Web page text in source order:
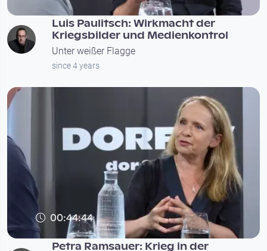
Luis Paulitsch: Wirkmacht der
Kriegsbilder und Medienkontrol
Unter weißer Flagge
since 4 years
00:44:44
Petra Ramsauer: Krieg in der